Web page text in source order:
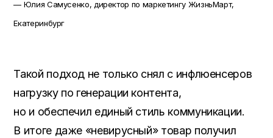
— Юлия Самусенко, директор по маркетингу ЖизньМарт,
Екатеринбург
Такой подход не только снял с инфлюенсеров
нагрузку по генерации контента,
но и обеспечил единый стиль коммуникации.
В итоге даже «невирусный» товар получил